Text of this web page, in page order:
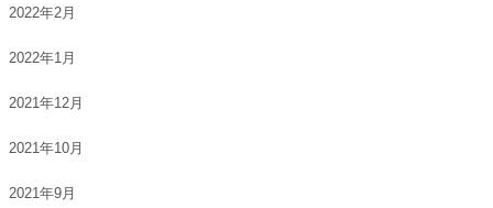
2022年2月
2022年1月
2021年12月
2021年10月
2021年9月